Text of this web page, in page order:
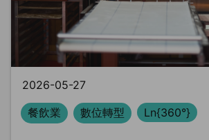
BLS
Ln{Fusion}
Data Clean Room
2026-05-27
餐飲業
數位轉型 Ln{360°}